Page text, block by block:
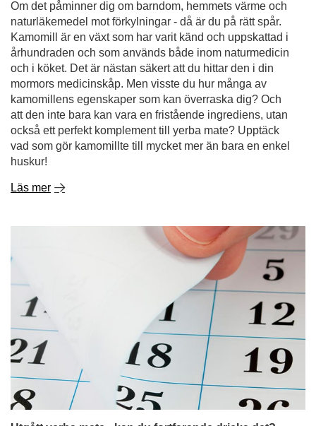
kamomillens egenskaper som kan överraska dig? Och
att den inte bara kan vara en fristående ingrediens, utan
också ett perfekt komplement till yerba mate? Upptäck
vad som gör kamomillte till mycket mer än bara en enkel
huskur!
Läs mer
Utgått yerba mate - kan du fortfarande dricka det?
Hur länge håller den och hur förvarar man den på rätt
sätt?
Om det finns ett oöppnat paket yerba mate längst bak i
ditt skåp sedan månader - eller till och med år - är du inte
ensam! Många undrar: är det okej att dricka mate-te som